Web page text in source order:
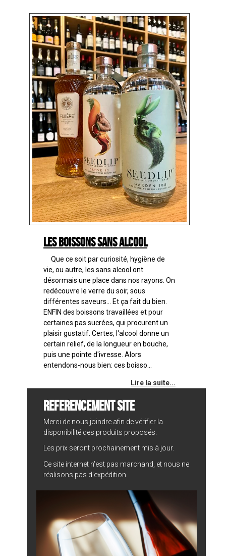
Les boissons sans alcool
Que ce soit par curiosité, hygiène de
vie, ou autre, les sans alcool ont
désormais une place dans nos rayons. On
redécouvre le verre du soir, sous
différentes saveurs... Et ça fait du bien.
ENFIN des boissons travaillées et pour
certaines pas sucrées, qui procurent un
plaisir gustatif. Certes, l'alcool donne un
certain relief, de la longueur en bouche,
puis une pointe d'ivresse. Alors
entendons-nous bien: ces boisso...
Lire la suite...
REFERENCEMENT SITE
Merci de nous joindre afin de vérifier la
disponibilité des produits proposés.
Les prix seront prochainement mis à jour.
Ce site internet n'est pas marchand, et nous ne
réalisons pas d'expédition.